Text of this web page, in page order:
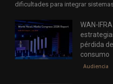
dificultades para integrar
WAN-
pérdida
consumo
Audiencia